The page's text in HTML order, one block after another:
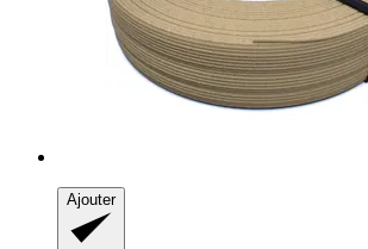
Ajouter